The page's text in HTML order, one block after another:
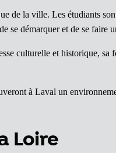
de la ville. Les étudiants
se démarquer et de se faire
culturelle et historique,
à Laval un
Loire